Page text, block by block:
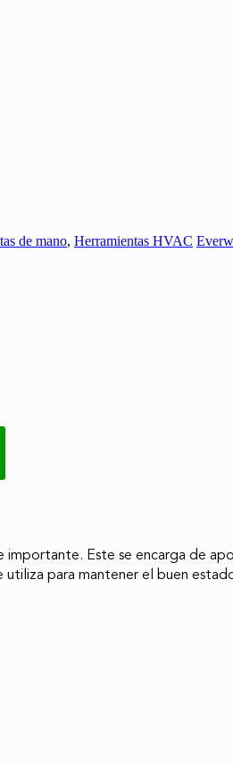
de mano, Herramientas HVAC
Este se encarga de
para mantener el buen